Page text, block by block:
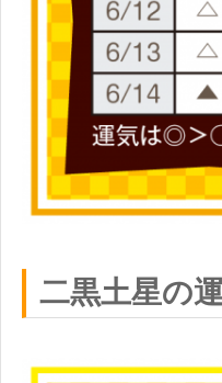
二黒土星の